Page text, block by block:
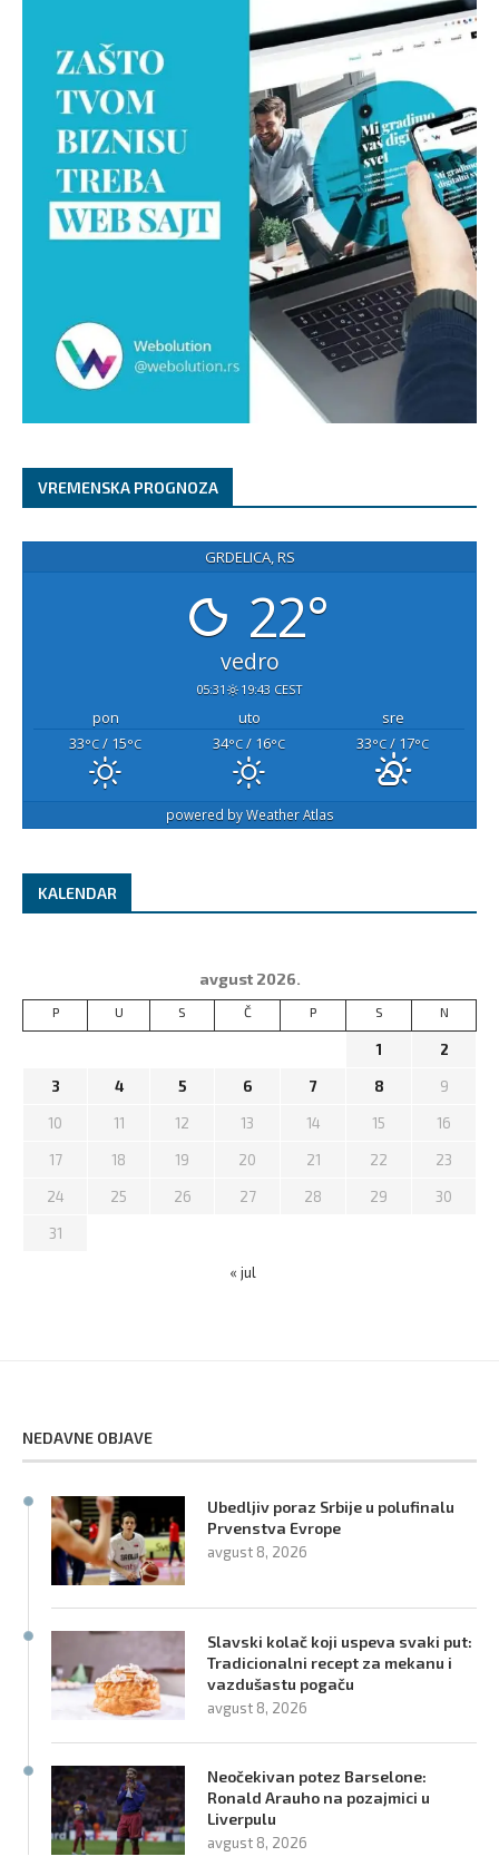
VREMENSKA PROGNOZA
GRDELICA, RS
22°
vedro
05:31 19:43 CEST
pon uto
sre
33°C / 15°C 34°C / 16°C 33°C / 17°C
powered byWeather Atlas
KALENDAR
avgust 2026.
P U S Č P S N
1 2
3 4 5 6 7 8 9
10 11 12 13 14 15 16
17 18 19 20 21 22 23
24 25 26 27 28 29 30
31
« jul
NEDAVNE OBJAVE
Ubedljiv poraz Srbije u polufinalu
Prvenstva Evrope
avgust 8, 2026
Slavski kolač koji uspeva svaki put:
Tradicionalni recept za mekanu i
vazdušastu pogaču
avgust 8, 2026
Neočekivan potez Barselone:
Ronald Arauho na pozajmici u
Liverpulu
avgust 8, 2026